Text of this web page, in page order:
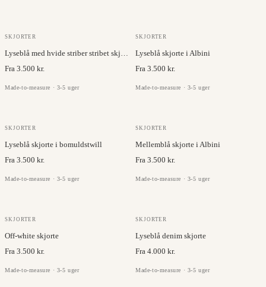
ALBINI
SKJORTER
Lyseblå med hvide striber stribet skjorte i Albini
Fra 3.500 kr.
Made-to-measure · 3-5 uger
ALBINI
SKJORTER
Lyseblå skjorte i Albini
Fra 3.500 kr.
Made-to-measure · 3-5 uger
ALBINI
SKJORTER
Lyseblå skjorte i bomuldstwill
Fra 3.500 kr.
Made-to-measure · 3-5 uger
ALBINI
SKJORTER
Mellemblå skjorte i Albini
Fra 3.500 kr.
Made-to-measure · 3-5 uger
ALBINI
SKJORTER
Off-white skjorte
Fra 3.500 kr.
Made-to-measure · 3-5 uger
ALBINI
SKJORTER
Lyseblå denim skjorte
Fra 4.000 kr.
Made-to-measure · 3-5 uger